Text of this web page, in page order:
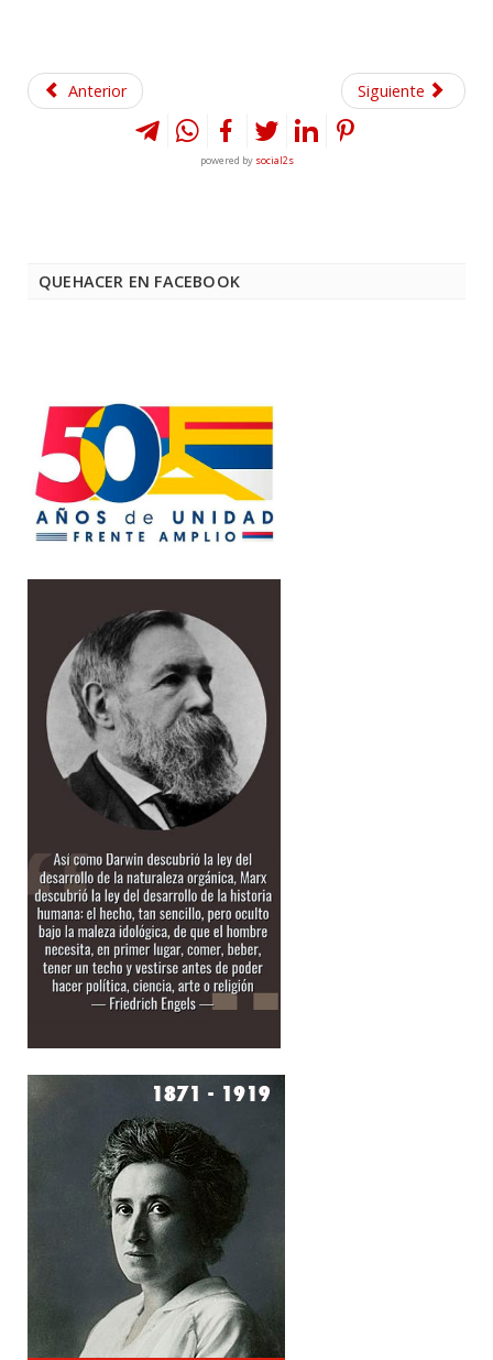
Anterior Siguiente
powered by social2s
QUEHACER EN FACEBOOK